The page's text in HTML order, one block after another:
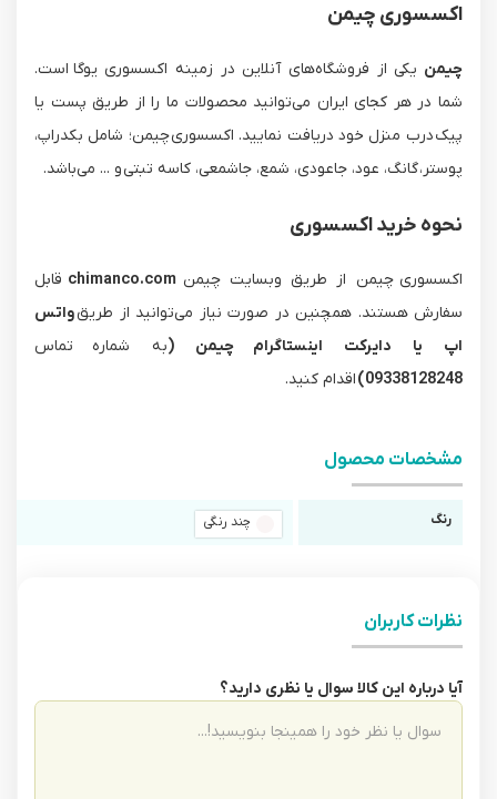
اکسسوری چیمن
چیمن یکی از فروشگاه‌های آنلاین در زمینه اکسسوری یوگا است.
شما در هر کجای ایران می‌توانید محصولات ما را از طریق پست یا
پیک درب منزل خود دریافت نمایید. اکسسوری چیمن؛ شامل بکدراپ،
پوستر، گانگ، عود، جاعودی، شمع، جاشمعی، کاسه تبتی و ... می‌باشد.
نحوه خرید اکسسوری
اکسسوری چیمن از طریق وبسایت چیمن chimanco.com قابل
سفارش هستند. همچنین در صورت نیاز می‌توانید از طریقواتس
اپ یا دایرکت اینستاگرام
چیمن (به شماره تماس
09338128248) اقدام کنید.
مشخصات محصول
رنگ چند رنگی
نظرات کاربران
آیا درباره این کالا سوال یا نظری دارید؟